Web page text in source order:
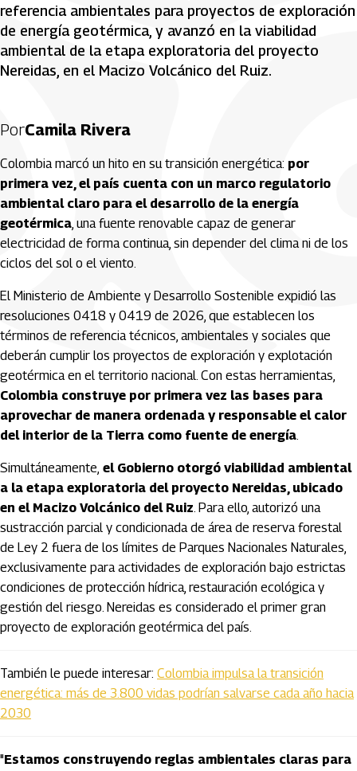
referencia ambientales para proyectos de exploración
de energía geotérmica, y avanzó en la viabilidad
ambiental de la etapa exploratoria del proyecto
Nereidas, en el Macizo Volcánico del Ruiz.
PorCamila Rivera
Colombia marcó un hito en su transición energética: por
primera vez, el país cuenta con un marco regulatorio
ambiental claro para el desarrollo de la energía
geotérmica, una fuente renovable capaz de generar
electricidad de forma continua, sin depender del clima ni de los
ciclos del sol o el viento.
El Ministerio de Ambiente y Desarrollo Sostenible expidió las
resoluciones 0418 y 0419 de 2026, que establecen los
términos de referencia técnicos, ambientales y sociales que
deberán cumplir los proyectos de exploración y explotación
geotérmica en el territorio nacional. Con estas herramientas,
Colombia construye por primera vez las bases para
aprovechar de manera ordenada y responsable el calor
del interior de la Tierra como fuente de energía.
Simultáneamente, el Gobierno otorgó viabilidad ambiental
a la etapa exploratoria del proyecto Nereidas, ubicado
en el Macizo Volcánico del Ruiz. Para ello, autorizó una
sustracción parcial y condicionada de área de reserva forestal
de Ley 2 fuera de los límites de Parques Nacionales Naturales,
exclusivamente para actividades de exploración bajo estrictas
condiciones de protección hídrica, restauración ecológica y
gestión del riesgo. Nereidas es considerado el primer gran
proyecto de exploración geotérmica del país.
También le puede interesar: Colombia impulsa la transición
energética: más de 3.800 vidas podrían salvarse cada año hacia
2030
"Estamos construyendo reglas ambientales claras para